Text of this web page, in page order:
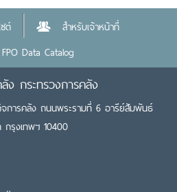
ต์
สำหรับเจ้าหน้าที่
FPO Data Catalog
ง กระทรวงการคลัง
การคลัง ถนนพระรามที่ 6 อารีย์สัมพันธ์
รุงเทพฯ 10400